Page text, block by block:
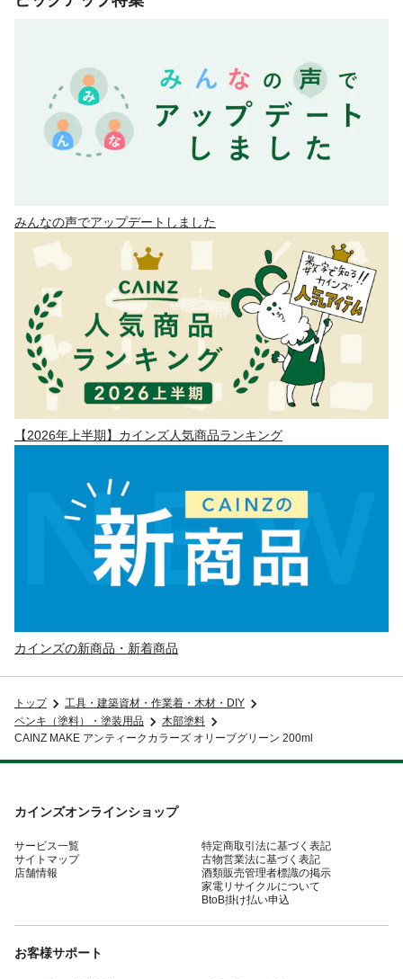
みんなの声でアップデートしました
【2026年上半期】カインズ人気商品ランキング
カインズの新商品・新着商品
トップ
工具・建築資材・作業着・木材・DIY
ペンキ（塗料）・塗装用品
木部塗料
CAINZ MAKE アンティークカラーズ オリーブグリーン 200ml
カインズオンラインショップ
サービス一覧
サイトマップ
店舗情報
特定商取引法に基づく表記
古物営業法に基づく表記
酒類販売管理者標識の掲示
家電リサイクルについて
BtoB掛け払い申込
お客様サポート